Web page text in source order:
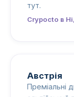
тут.
Crypocto в
Австрія
Преміальні